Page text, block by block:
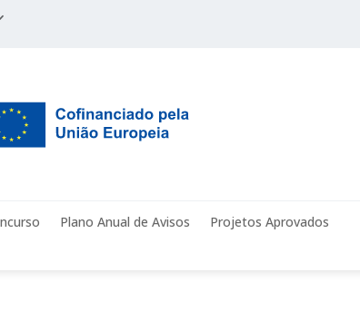
Plano Anual de Avisos
Projetos Aprovados